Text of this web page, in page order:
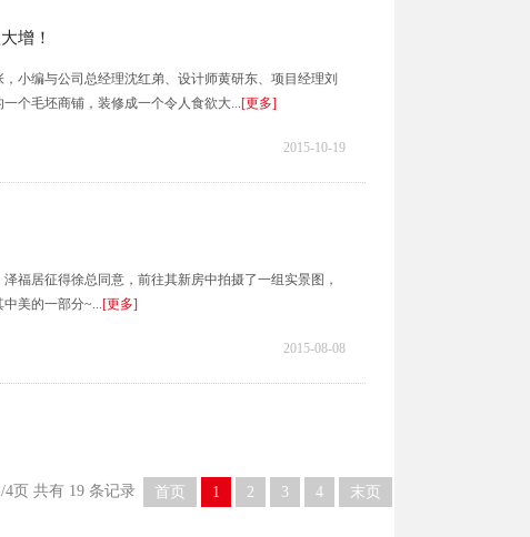
增！
小编与公司总经理沈红弟、设计师黄研东、项目经理刘
个毛坯商铺，装修成一个令人食欲大...[更多]
2015-10-19
福居征得徐总同意，前往其新房中拍摄了一组实景图，
美的一部分~...[更多]
2015-08-08
4页 共有 19 条记录 首页 1 2 3 4 末页